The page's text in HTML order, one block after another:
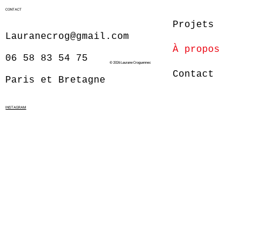
CONTACT
Lauranecrog@gmail.com
06 58 83 54 75
Paris et Bretagne
INSTAGRAM
© 2026 Laurane Croguennec
Projets
À propos
Contact